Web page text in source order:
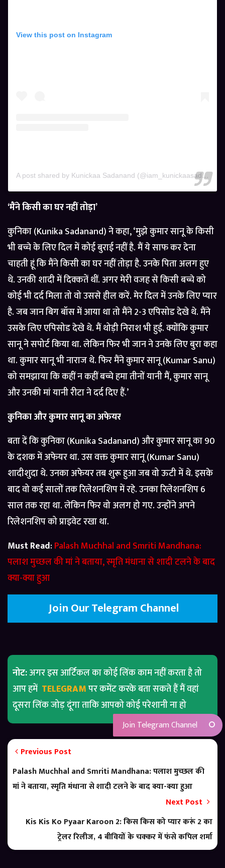
View this post on Instagram
A post shared by Kunickaa Sadanand (@iam_kunickaasadanand)
‘मैंने किसी का घर नहीं तोड़ा’
कुनिका (Kunika Sadanand) ने कहा, ‘मुझे कुमार सानू के किसी
भी बच्चे के लिए दिल में कोई बुराई नहीं है. मैं ये साफ कर देना
चाहती हूं कि मैंने किसी का घर नहीं तोड़ा है. उनके पिता अलग हुए
थे. उनकी शादी में दिक्कतें थीं. अगर मेरी वजह से किसी बच्चे को
कोई भी दर्द मिला तो वो उससे हील करें. मेर दिल में उनके लिए प्यार
है. जब जान बिग बॉस में आया था तो मैंने 2-3 एपिसोड देखे थे. मैंने
उसके लिए एपिसोड देखे थे. मैं थोड़ी निराश भी हुई. क्योंकि कुमार
सानू ने सपोर्ट किया था. लेकिन फिर भी जान ने उनके लिए बुरा कहा
था. कुमार सानू भी नाराज थे. फिर मैंने कुमार सानू (Kumar Sanu)
को समझाया कि कहीं न कहीं बच्चे हमा तीनों यानी मैं, कुमार सानू
और उनकी मां यानी रीटा ने दर्द दिए हैं.’
कुनिका और कुमार सानू का अफेयर
बता दें कि कुनिका (Kunika Sadanand) और कुमार सानू का 90
के दशक में अफेयर था. उस वक्त कुमार सानू (Kumar Sanu)
शादीशुदा थे. उनका अफेयर तब शुरू हुआ जब वो ऊटी में थे. इसके
बाद वो कई सालों तक रिलेशनशिप में रहे. उनका रिलेशनशिप 6
साल तक रहा था. लेकिन फिर वो अलग हो गए. उन्होंने अपने
रिलेशनशिप को प्राइवेट रखा था.
Must Read: Palash Muchhal and Smriti Mandhana:
पलाश मुच्छल की मां ने बताया, स्मृति मंधाना से शादी टलने के बाद
क्या-क्या हुआ
Join Our Telegram Channel
नोट:अगर इस आर्टिकल का कोई लिंक काम नहीं करता है तो
आप हमें TELEGRAMपर कमेंट करके बता सकते हैं मैं वहां
दूसरा लिंक जोड़ दूंगा ताकि आपको कोई परेशानी ना हो
Previous Post
Palash Muchhal and Smriti Mandhana: पलाश मुच्छल की
मां ने बताया, स्मृति मंधाना से शादी टलने के बाद क्या-क्या हुआ
Next Post
Kis Kis Ko Pyaar Karoon 2: किस किस को प्यार करूं 2 का
ट्रेलर रिलीज, 4 बीवियों के चक्कर में फंसे कपिल शर्मा
Join Telegram Channel